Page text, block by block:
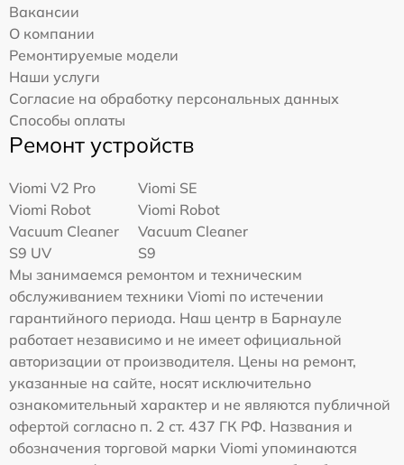
Вакансии
О компании
Ремонтируемые модели
Наши услуги
Согласие на обработку персональных данных
Способы оплаты
Ремонт устройств
Viomi V2 Pro
Viomi SE
Viomi Robot
Vacuum Cleaner
S9 UV
Viomi Robot
Vacuum Cleaner
S9
Мы занимаемся ремонтом и техническим
обслуживанием техники Viomi по истечении
гарантийного периода. Наш центр в Барнауле
работает независимо и не имеет официальной
авторизации от производителя. Цены на ремонт,
указанные на сайте, носят исключительно
ознакомительный характер и не являются публичной
офертой согласно п. 2 ст. 437 ГК РФ. Названия и
обозначения торговой марки Viomi упоминаются